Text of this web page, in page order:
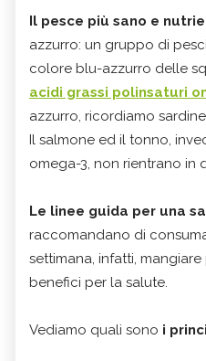
Il pesce più sano e
azzurro: un gruppo di
colore blu-azzurro delle
acidi grassi polinsaturi
azzurro, ricordiamo
Il salmone ed il tonno,
omega-3, non rientrano in
Le linee guida per una
raccomandano di
settimana, infatti,
benefici per la salute.
Vediamo quali sono i